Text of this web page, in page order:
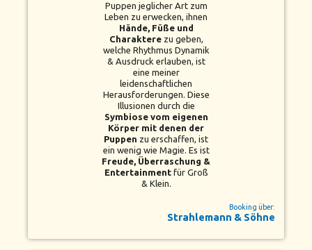
Puppen jeglicher Art zum
Leben zu erwecken, ihnen
Hände, Füße und
Charakterezu geben,
welche Rhythmus Dynamik
& Ausdruck erlauben, ist
eine meiner
leidenschaftlichen
Herausforderungen. Diese
Illusionen durch die
Symbiose vom eigenen
Körper mit denen der
Puppen zu erschaffen, ist
ein wenig wie Magie. Es ist
Freude, Überraschung &
Entertainmentfür Groß
& Klein.
Booking über:
Strahlemann & Söhne